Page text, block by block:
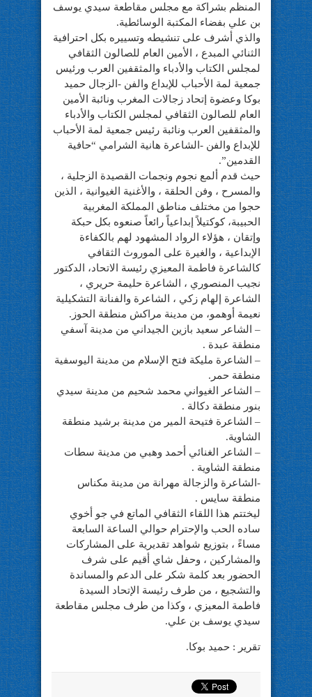
المنظم بشراكة مع مجلس مقاطعة سيدي يوسف
بن علي بفضاء المكتبة الوسائطية.
والذي أشرف على تنشيطه وتسييره بكل احترافية
الثنائي المبدع ، الأمين العام للصالون الثقافي
لمجلس الكتاب والأدباء والمثقفين العرب ورئيس
جمعية لمة الأحباب للإبداع والفن -الزجال حميد
بوكا وعضوة إتحاد زجالات المغرب ونائبة الأمين
العام للصالون الثقافي لمجلس الكتاب والأدباء
والمثقفين العرب ونائبة رئيس جمعية لمة الأحباب
للإبداع والفن -الشاعرة هانية الشرامي “حافية
القدمين”.
حيث قدم ألمع نجوم ونجمات القصيدة الزجلية ،
والمسرح ، وفن الحلقة ، والأغنية الغيوانية ، الذين
حجوا من مختلف مناطق المملكة المغربية
الحبيبة، كوكتيلاً إبداعياً رائعاً صنعوه بكل حبكة
وإتقان ، هؤلاء الرواد المشهود لهم بالكفاءة
الإبداعية ، والغيرة على الموروث الثقافي
كالشاعرة فاطمة المعيزي رئيسة الاتحاد، الدكتور
نجيب المنصوري ، الشاعرة حليمة حريري ،
الشاعرة إلهام زكي ، الشاعرة والفنانة التشكيلية
نعيمة أوهمو، من مدينة مراكش منطقة الحوز.
– الشاعر سعيد بازين الجيداني من مدينة آسفي
منطقة عبدة .
– الشاعرة مليكة فتح الإسلام من مدينة اليوسفية
منطقة حمر.
– الشاعر الغيواني محمد شحيم من مدينة سيدي
بنور منطقة دكالة .
– الشاعرة فتيحة المير من مدينة برشيد منطقة
الشاوية.
– الشاعر الغنائي أحمد وهبي من مدينة سطات
منطقة الشاوية .
-الشاعرة والزجالة مهرانة من مدينة مكناس
منطقة سايس .
ليختتم هذا اللقاء الثقافي الماتع في جو أخوي
ساده الحب والإحترام حوالي الساعة السابعة
مساءً ، بتوزيع شواهد تقديرية على المشاركات
والمشاركين ، وحفل شاي أقيم على شرف
الحضور بعد كلمة شكر على الدعم والمساندة
والتشجيع ، من طرف رئيسة الإتحاد السيدة
فاطمة المعيزي ، وكذا من طرف مجلس مقاطعة
سيدي يوسف بن علي.
تقرير : حميد بوكا.